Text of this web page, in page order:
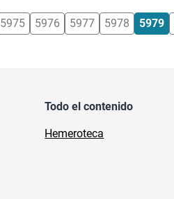
5975 5976 5977 5978 5979
Todo el contenido
Hemeroteca